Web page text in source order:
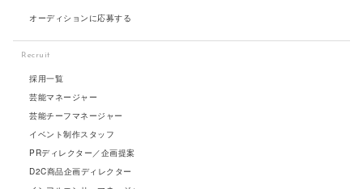
オーディションに応募する
Recruit
採用一覧
芸能マネージャー
芸能チーフマネージャー
イベント制作スタッフ
PRディレクター／企画提案
D2C商品企画ディレクター